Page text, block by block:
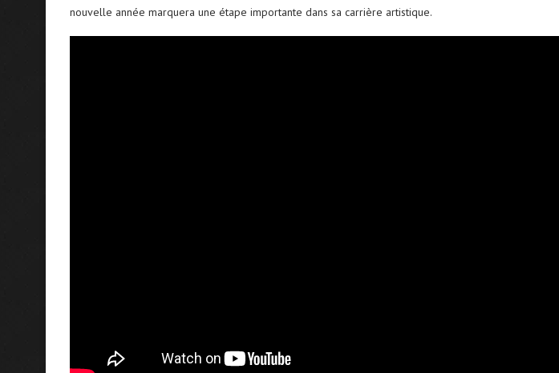
nouvelle année marquera une étape importante dans sa carrière artistique.